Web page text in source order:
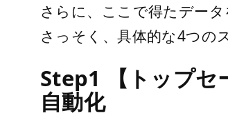
さらに、ここで得たデー
さっそく、具体的な4つの
Step1 【トップセ
自動化